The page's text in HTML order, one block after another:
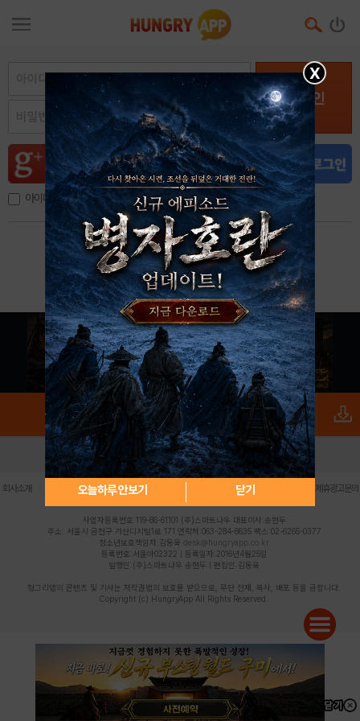
로그인
아이디, 이메일 저장
아이디 / 비밀번호 찾기 회원가입
X
오늘하루 안보기 닫기
로그인 PC버전 전체앱
회사소개 | 개인정보 처리방침 불법촬영물 신고센터 제휴광고문의
사업자등록번호:119-86-61101 (주)스마트나우 대표이사:송현두
주소: 서울시 금천구 가산디지털1로 171 연락처:063-284-8635 팩스:02-6265-0377
청소년보호책임자:김동욱 desk@hungryapp.co.kr
등록번호:서울아02322 | 등록일자:2016년4월25일
발행인:(주)스마트나우 송현두 | 편집인:김동욱
헝그리앱의 콘텐츠 및 기사는 저작권법의 보호를 받으므로, 무단 전재, 복사, 배포 등을 금합니다.
Copyright (c) HungryApp All Rights Reserved.